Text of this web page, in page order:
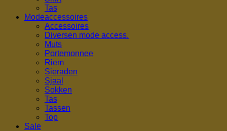
Tas
Modeaccessoires
Accessoires
Diversen mode access.
Muts
Portemonnee
Riem
Sieraden
Sjaal
Sokken
Tas
Tassen
Top
Sale